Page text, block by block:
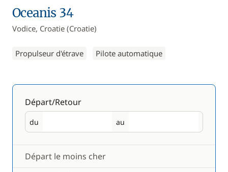
Oceanis 34
Vodice, Croatie (Croatie)
Propulseur d'étrave Pilote automatique
Départ/Retour
du
Départ au
Retour
Départ le moins cher